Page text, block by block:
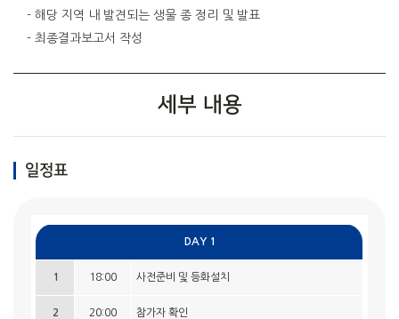
- 해당 지역 내 발견되는 생물 종 정리 및 발표
- 최종결과보고서 작성
세부 내용
일정표
DAY 1
1 18:00 사전준비 및 등화설치
2 20:00 참가자 확인